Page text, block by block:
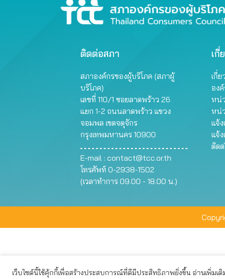
ติดต่อสภา
สภาองค์กรของผู้บริโภค (สภาผู้
บริโภค)
เลขที่ 110/1 ซอยลาดพร้าว 26
แยก 1-2 ถนนลาดพร้าว แขวง
จอมพล เขตจตุจักร
กรุงเทพมหานคร 10900
E-mail : contact@tcc.or.th
โทรศัพท์ 0-2938-1502
(เวลาทำการ 09.00 - 18.00 น.)
เกี่
เกี่
อง
หน่
หน่
แจ้
แจ้
ติด
เว็บไซต์นี้ใช้คุ้กกี้เพื่อสร้างประสบการณ์ที่ดีมีประสิทธิภาพยิ่งขึ้น อ่านเพิ่มเติ
เว็บไซต์นี้ใช้คุกกี้เพื่อมอบประสบการณ์การใช้งานที่ดีให้แก่ท่าน